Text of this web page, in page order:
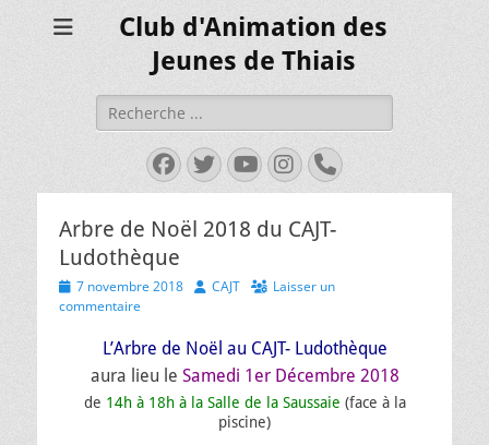
Club d'Animation des
Jeunes de Thiais
Rechercher :
Facebook
Twitter
YouTube
Instagram
Tél
Arbre de Noël 2018 du CAJT-
Ludothèque
Posted
on
7 novembre 2018 Author
CAJT
Laisser un
commentaire
L’Arbre de Noël au CAJT- Ludothèque
aura lieu le Samedi 1er Décembre 2018
de 14h à 18h à la Salle de la Saussaie (face à la
piscine)